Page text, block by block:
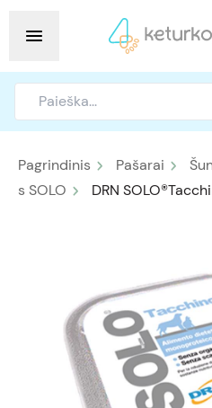
Pagrindinis Pašarai
s SOLO
DRN